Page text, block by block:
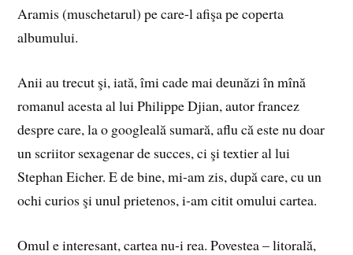
Aramis (muschetarul) pe care-l afişa pe coperta
albumului.
Anii au trecut şi, iată, îmi cade mai deunăzi în mînă
romanul acesta al lui Philippe Djian, autor francez
despre care, la o googleală sumară, aflu că este nu doar
un scriitor sexagenar de succes, ci şi textier al lui
Stephan Eicher. E de bine, mi-am zis, după care, cu un
ochi curios şi unul prietenos, i-am citit omului cartea.
Omul e interesant, cartea nu-i rea. Povestea – litorală,